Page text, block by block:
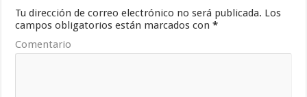
Tu dirección de correo electrónico no será publicada. Los
campos obligatorios están marcados con*
Comentario